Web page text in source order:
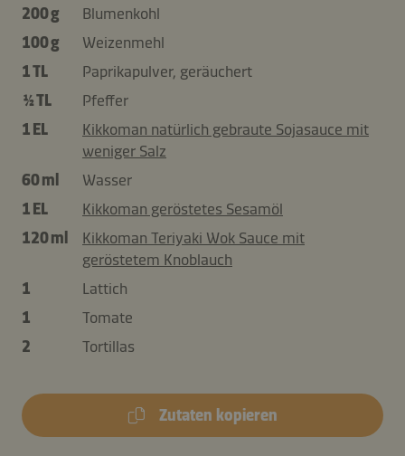
200 g
Blumenkohl
100 g
Weizenmehl
1 TL
Paprikapulver, geräuchert
½ TL
Pfeffer
1 EL
Kikkoman natürlich gebraute Sojasauce mit
weniger Salz
60 ml
Wasser
1 EL
Kikkoman geröstetes Sesamöl
120 ml
Kikkoman Teriyaki Wok Sauce mit
geröstetem Knoblauch
1
Lattich
1
Tomate
2
Tortillas
Zutaten kopieren